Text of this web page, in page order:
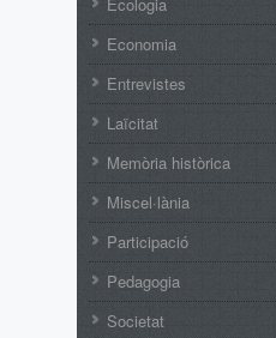
Economia
Entrevistes
Laïcitat
Memòria històrica
Miscel·lània
Participació
Pedagogia
Societat